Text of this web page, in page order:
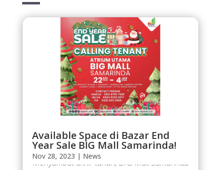
Available Space di Bazar End
Year Sale BIG Mall Samarinda!
Nov 28, 2023 | News
Menyambut akhir tahun, BIG Mall Samarinda